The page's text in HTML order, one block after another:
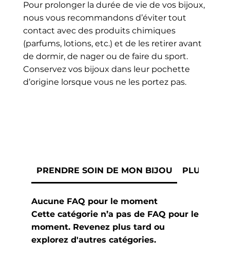
Pour prolonger la durée de vie de vos bijoux,
nous vous recommandons d’éviter tout
contact avec des produits chimiques
(parfums, lotions, etc.) et de les retirer avant
de dormir, de nager ou de faire du sport.
Conservez vos bijoux dans leur pochette
d’origine lorsque vous ne les portez pas.
PRENDRE SOIN DE MON BIJOU PLUS
Aucune FAQ pour le moment
Cette catégorie n’a pas de FAQ pour le
moment. Revenez plus tard ou
explorez d'autres catégories.